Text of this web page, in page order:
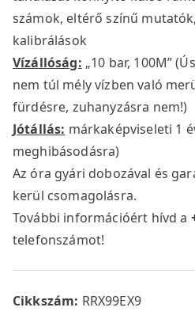
számok, eltérő színű
kalibrálások
Vízállóság: „10 bar, 100M”
nem túl mély vízben való
fürdésre, zuhanyzásra nem!)
Jótállás: márkaképviseleti 1
meghibásodásra)
Az óra gyári dobozával és
kerül csomagolásra.
További információért hívd a
telefonszámot!
Cikkszám: RRX99EX9